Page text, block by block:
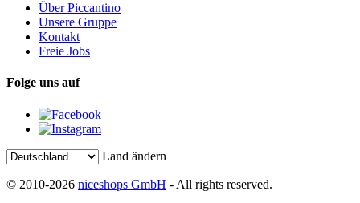
Über Piccantino
Unsere Gruppe
Kontakt
Freie Jobs
Folge uns auf
Land ändern
© 2010-2026 niceshops GmbH - All rights reserved.